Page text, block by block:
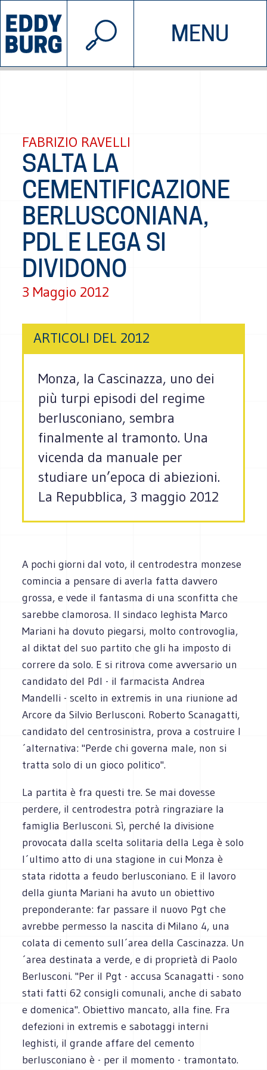
MENU
INIZIATIVE CHI SIAMO
© 2026 EDDYBURG
FABRIZIO RAVELLI
SALTA LA
CEMENTIFICAZIONE
BERLUSCONIANA,
PDL E LEGA SI
DIVIDONO
3 Maggio 2012
ARTICOLI DEL 2012
Monza, la Cascinazza, uno dei
più turpi episodi del regime
berlusconiano, sembra
finalmente al tramonto. Una
vicenda da manuale per
studiare un’epoca di abiezioni.
La Repubblica, 3 maggio 2012
A pochi giorni dal voto, il centrodestra monzese
comincia a pensare di averla fatta davvero
grossa, e vede il fantasma di una sconfitta che
sarebbe clamorosa. Il sindaco leghista Marco
Mariani ha dovuto piegarsi, molto controvoglia,
al diktat del suo partito che gli ha imposto di
correre da solo. E si ritrova come avversario un
candidato del Pdl - il farmacista Andrea
Mandelli - scelto in extremis in una riunione ad
Arcore da Silvio Berlusconi. Roberto Scanagatti,
candidato del centrosinistra, prova a costruire l
´alternativa: "Perde chi governa male, non si
tratta solo di un gioco politico".
La partita è fra questi tre. Se mai dovesse
perdere, il centrodestra potrà ringraziare la
famiglia Berlusconi. Sì, perché la divisione
provocata dalla scelta solitaria della Lega è solo
l´ultimo atto di una stagione in cui Monza è
stata ridotta a feudo berlusconiano. E il lavoro
della giunta Mariani ha avuto un obiettivo
preponderante: far passare il nuovo Pgt che
avrebbe permesso la nascita di Milano 4, una
colata di cemento sull´area della Cascinazza. Un
´area destinata a verde, e di proprietà di Paolo
Berlusconi. "Per il Pgt - accusa Scanagatti - sono
stati fatti 62 consigli comunali, anche di sabato
e domenica". Obiettivo mancato, alla fine. Fra
defezioni in extremis e sabotaggi interni
leghisti, il grande affare del cemento
berlusconiano è - per il momento - tramontato.